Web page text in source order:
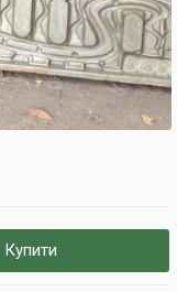
Купити